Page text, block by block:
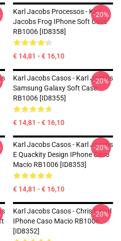
Karl Jacobs Processos - Karl
Jacobs Frog IPhone Soft Case
RB1006 [ID8358]
€ 14,81 - € 16,10
-20%
Karl Jacobs Casos - Karl Jacobs
Samsung Galaxy Soft Case
RB1006 [ID8355]
€ 14,81 - € 16,10
-20%
Karl Jacobs Casos - Karl Jacobs
E Quackity Design IPhone Caso
Macio RB1006 [ID8353]
€ 14,81 - € 16,10
-20%
Karl Jacobs Casos - Chris E Karl
IPhone Caso Macio RB1006
[ID8352]
-20%